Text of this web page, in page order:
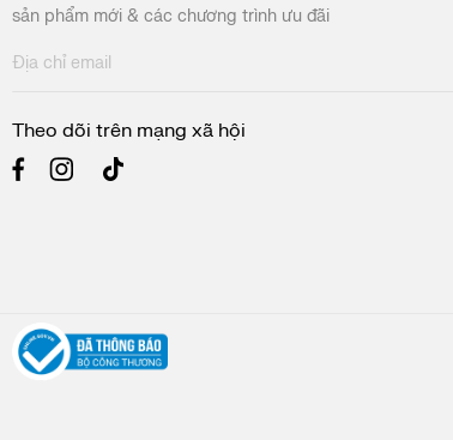
sản phẩm mới & các chương trình ưu đãi
Đ
g
k
ý
n
Theo dõi trên mạng xã hội